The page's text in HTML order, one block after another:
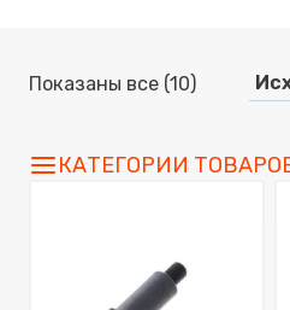
Показаны все (10)
КАТЕГОРИИ